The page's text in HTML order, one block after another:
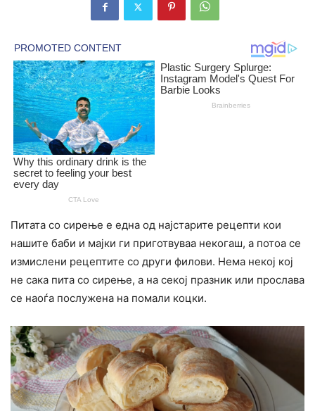
Питата со сирење е една од најстарите рецепти кои
нашите баби и мајки ги приготвуваа некогаш, а потоа се
измислени рецептите со други филови. Нема некој кој
не сака пита со сирење, а на секој празник или прослава
се наоѓа послужена на помали коцки.